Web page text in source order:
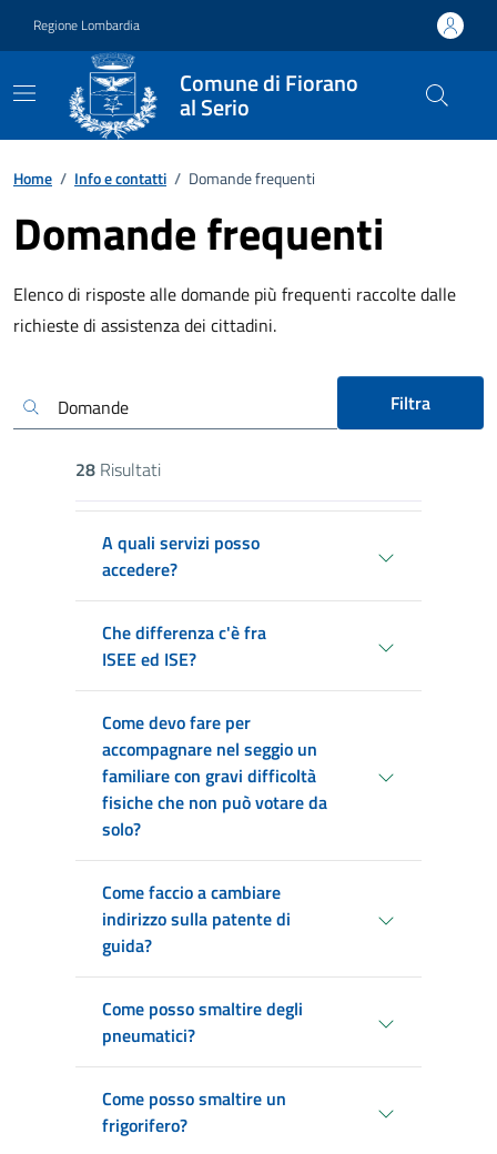
Regione Lombardia
Comune di Fiorano
al Serio
Home / Info e contatti / Domande frequenti
Domande frequenti
Elenco di risposte alle domande più frequenti raccolte dalle
richieste di assistenza dei cittadini.
Filtra
Risultati di ricerca
28 Risultati
A quali servizi posso
accedere?
Che differenza c'è fra
ISEE ed ISE?
Come devo fare per
accompagnare nel seggio un
familiare con gravi difficoltà
fisiche che non può votare da
solo?
Come faccio a cambiare
indirizzo sulla patente di
guida?
Come posso smaltire degli
pneumatici?
Come posso smaltire un
frigorifero?